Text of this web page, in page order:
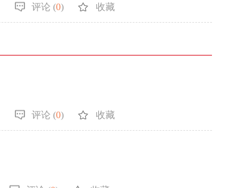
评论 (0) 收藏
评论 (0) 收藏